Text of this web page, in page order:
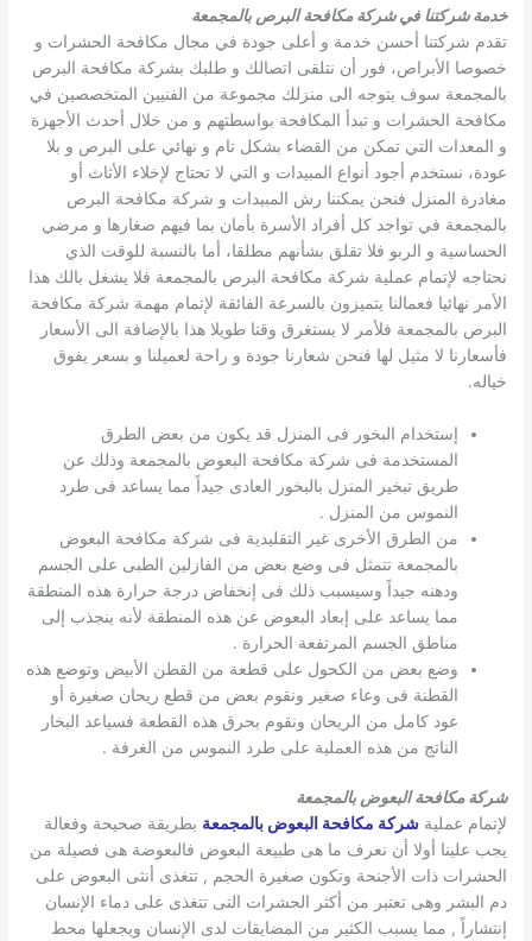
خدمة شركتنا في شركة مكافحة البرص بالمجمعة
تقدم شركتنا أحسن خدمة و أعلى جودة في مجال مكافحة الحشرات و
خصوصا الأبراص، فور أن نتلقى اتصالك و طلبك بشركة مكافحة البرص
بالمجمعة سوف يتوجه الى منزلك مجموعة من الفنيين المتخصصين في
مكافحة الحشرات و تبدأ المكافحة بواسطتهم و من خلال أحدث الأجهزة
و المعدات التي تمكن من القضاء بشكل تام و نهائي على البرص و بلا
عودة، نستخدم أجود أنواع المبيدات و التي لا تحتاج لإخلاء الأثاث أو
مغادرة المنزل فنحن يمكننا رش المبيدات و شركة مكافحة البرص
بالمجمعة في تواجد كل أفراد الأسرة بأمان بما فيهم صغارها و مرضي
الحساسية و الربو فلا تقلق بشأنهم مطلقا، أما بالنسبة للوقت الذي
نحتاجه لإتمام عملية شركة مكافحة البرص بالمجمعة فلا يشغل بالك هذا
الأمر نهائيا فعمالنا يتميزون بالسرعة الفائقة لإتمام مهمة شركة مكافحة
البرص بالمجمعة فلأمر لا يستغرق وقتا طويلا هذا بالإضافة الى الأسعار
فأسعارنا لا مثيل لها فنحن شعارنا جودة و راحة لعميلنا و بسعر يفوق
خياله.
إستخدام البخور فى المنزل قد يكون من بعض الطرق
المستخدمة فى شركة مكافحة البعوض بالمجمعة وذلك عن
طريق تبخير المنزل بالبخور العادى جيداً مما يساعد فى طرد
النموس من المنزل .
من الطرق الأخرى غير التقليدية فى شركة مكافحة البعوض
بالمجمعة تتمثل فى وضع بعض من الفازلين الطبى على الجسم
ودهنه جيداً وسيسبب ذلك فى إنخفاض درجة حرارة هذه المنطقة
مما يساعد على إبعاد البعوض عن هذه المنطقة لأنه ينجذب إلى
مناطق الجسم المرتفعة الحرارة .
وضع بعض من الكحول على قطعة من القطن الأبيض وتوضع هذه
القطنة فى وعاء صغير ونقوم بعض من قطع ريحان صغيرة أو
عود كامل من الريحان ونقوم بحرق هذه القطعة فسياعد البخار
الناتج من هذه العملية على طرد النموس من الغرفة .
شركة مكافحة البعوض بالمجمعة
لإتمام عملية شركة مكافحة البعوض بالمجمعة بطريقة صحيحة وفعالة
يجب علينا أولا أن نعرف ما هى طبيعة البعوض فالبعوضة هى فصيلة من
الحشرات ذات الأجنحة وتكون صغيرة الحجم , تتغذى أنثى البعوض على
دم البشر وهى تعتبر من أكثر الحشرات التى تتغذى على دماء الإنسان
إنتشاراً , مما يسبب الكثير من المضايقات لدى الإنسان ويجعلها محط